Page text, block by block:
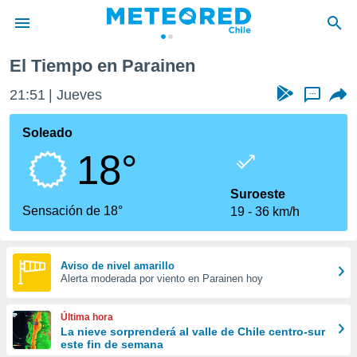
de
por
que se
calidad.
a este
las
y
digital
basada
El Tiempo en Parainen
21:51 Jueves ...
Soleado
18°
Sensación de 18°
Suroeste
19
36 km/h
Aviso de nivel amarillo
Alerta moderada por viento en Parainen hoy
Última hora
La nieve sorprenderá al valle de Chile centro-sur
este fin de semana